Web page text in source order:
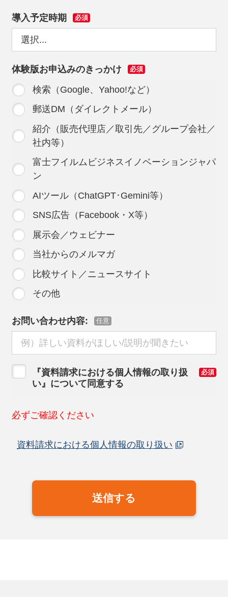
必須
導入予定時期
必須
体験版お申込みのきっかけ
検索（Google、Yahoo!など）
郵送DM（ダイレクトメール）
紹介（販売代理店／取引先／グループ会社／
社内等）
富士フイルムビジネスイノベーションジャパ
ン
AIツール（ChatGPT･Gemini等）
SNS広告（Facebook・X等）
展示会／ウェビナー
当社からのメルマガ
比較サイト／ニュースサイト
その他
任意
お問い合わせ内容:
必須
『資料請求における個人情報の取り扱
い』について同意する
必ずご確認ください
資料請求における個人情報の取り扱い
送信する